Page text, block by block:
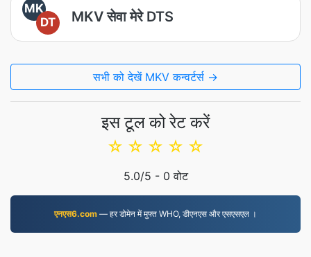
MK
DT
MKV सेवा मेरे DTS
सभी को देखें MKV कन्वर्टर्स →
इस टूल को रेट करें
☆
☆
☆
☆
☆
5.0/5 - 0 वोट
एनएस6.com — हर डोमेन में मुफ्त WHO, डीएनएस और एसएसएल ।